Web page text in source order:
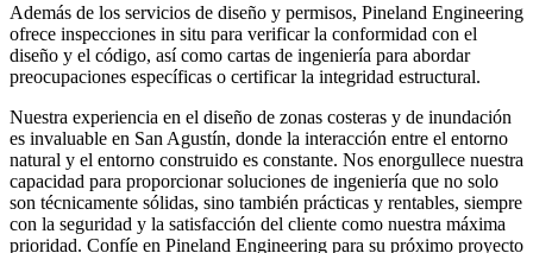
Además de los servicios de diseño y permisos, Pineland Engineering
ofrece inspecciones in situ para verificar la conformidad con el
diseño y el código, así como cartas de ingeniería para abordar
preocupaciones específicas o certificar la integridad estructural.
Nuestra experiencia en el diseño de zonas costeras y de inundación
es invaluable en San Agustín, donde la interacción entre el entorno
natural y el entorno construido es constante. Nos enorgullece nuestra
capacidad para proporcionar soluciones de ingeniería que no solo
son técnicamente sólidas, sino también prácticas y rentables, siempre
con la seguridad y la satisfacción del cliente como nuestra máxima
prioridad. Confíe en Pineland Engineering para su próximo proyecto